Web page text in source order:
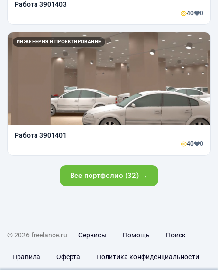
Работа 3901403
40 0
ИНЖЕНЕРИЯ И ПРОЕКТИРОВАНИЕ
Работа 3901401
40 0
Все портфолио (32) →
© 2026 freelance.ru Сервисы Помощь Поиск
Правила Оферта Политика конфиденциальности